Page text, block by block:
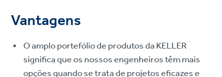
Vantagens
O amplo portefólio de produtos da KELLER
significa que os nossos engenheiros têm mais
opções quando se trata de projetos eficazes e